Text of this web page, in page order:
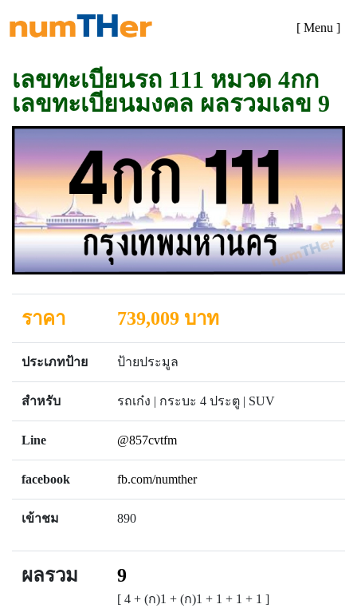
[ Menu ]
เลขทะเบียนรถ 111 หมวด 4กก
เลขทะเบียนมงคล ผลรวมเลข 9
ราคา 739,009 บาท
ประเภทป้าย ป้ายประมูล
สำหรับ รถเก๋ง | กระบะ 4 ประตู | SUV
Line @857cvtfm
facebook fb.com/numther
เข้าชม 890
ผลรวม 9
[ 4 + (ก)1 + (ก)1 + 1 + 1 + 1 ]